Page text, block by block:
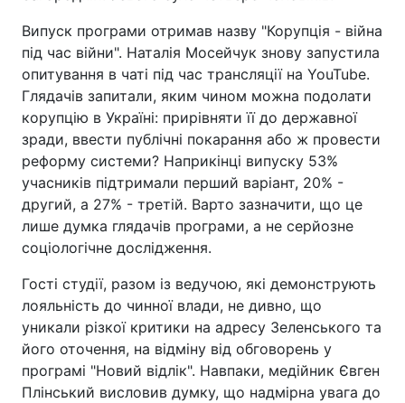
Випуск програми отримав назву "Корупція - війна
під час війни". Наталія Мосейчук знову запустила
опитування в чаті під час трансляції на YouTube.
Глядачів запитали, яким чином можна подолати
корупцію в Україні: прирівняти її до державної
зради, ввести публічні покарання або ж провести
реформу системи? Наприкінці випуску 53%
учасників підтримали перший варіант, 20% -
другий, а 27% - третій. Варто зазначити, що це
лише думка глядачів програми, а не серйозне
соціологічне дослідження.
Гості студії, разом із ведучою, які демонструють
лояльність до чинної влади, не дивно, що
уникали різкої критики на адресу Зеленського та
його оточення, на відміну від обговорень у
програмі "Новий відлік". Навпаки, медійник Євген
Плінський висловив думку, що надмірна увага до